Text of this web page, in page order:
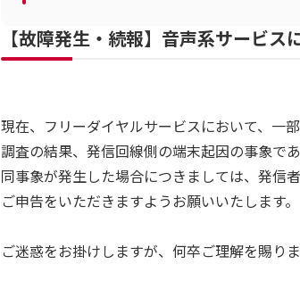
【故障発生・続報】音声系サービ
現在、フリーダイヤルサービスにおいて、一
調査の結果、発信回線側の端末起因の事象で
同事象が発生した場合につきましては、発信
ご申告をいただきますようお願いいたします。
ご迷惑をお掛けしますが、何卒ご理解を賜り